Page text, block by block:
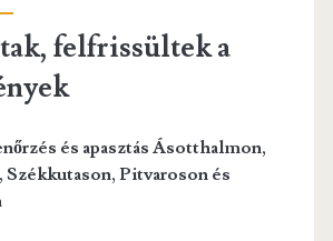
felfrissültek a
és apasztás Ásotthalmon,
Székkutason, Pitvaroson és